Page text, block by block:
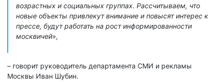
возрастных и социальных группах. Рассчитываем, что
новые объекты привлекут внимание и повысят интерес к
прессе, будут работать на рост информированности
москвичей»,
– говорит руководитель департамента СМИ и рекламы
Москвы Иван Шубин.